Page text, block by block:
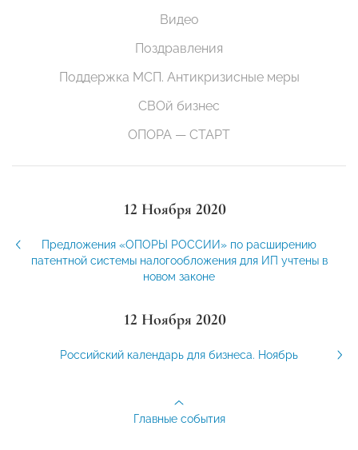
Видео
Поздравления
Поддержка МСП. Антикризисные меры
СВОй бизнес
ОПОРА — СТАРТ
12 Ноября 2020
Предложения «ОПОРЫ РОССИИ» по расширению
патентной системы налогообложения для ИП учтены в
новом законе
12 Ноября 2020
Российский календарь для бизнеса. Ноябрь
Главные события